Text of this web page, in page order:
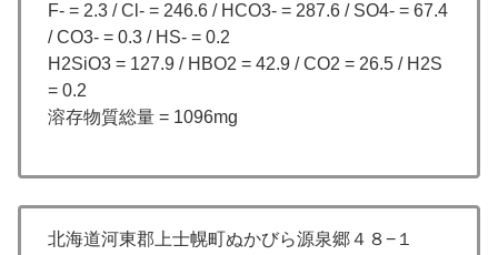
F- = 2.3 / Cl- = 246.6 / HCO3- = 287.6 / SO4- = 67.4
/ CO3- = 0.3 / HS- = 0.2
H2SiO3 = 127.9 / HBO2 = 42.9 / CO2 = 26.5 / H2S
= 0.2
溶存物質総量 = 1096mg
北海道河東郡上士幌町ぬかびら源泉郷４８−１